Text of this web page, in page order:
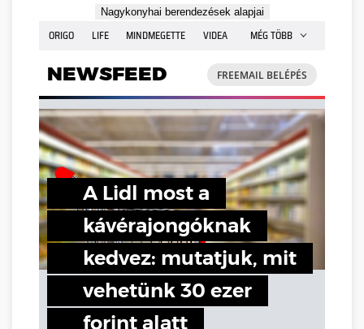
Nagykonyhai berendezések alapjai